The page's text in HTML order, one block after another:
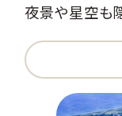
夜景や星空も